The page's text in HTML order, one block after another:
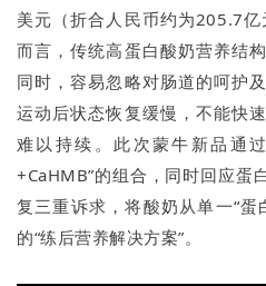
美元（折合人民币约为205.7
而言，传统高蛋白酸奶营养结
同时，容易忽略对肠道的呵护
运动后状态恢复缓慢，不能快
难以持续。此次蒙牛新品通
+CaHMB”的组合，同时回应蛋
复三重诉求，将酸奶从单一“
的“练后营养解决方案”。